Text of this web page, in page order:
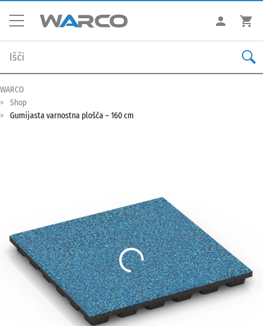
WARCO
Shop
Gumijasta varnostna plošča – 160 cm